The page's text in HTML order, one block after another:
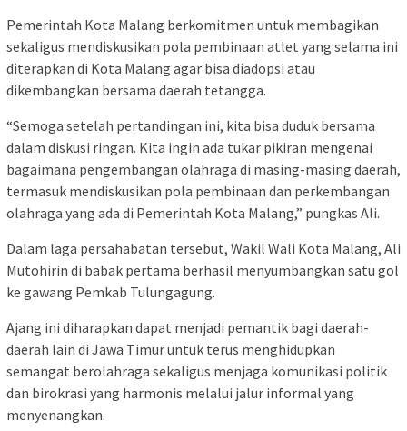
Pemerintah Kota Malang berkomitmen untuk membagikan
sekaligus mendiskusikan pola pembinaan atlet yang selama ini
diterapkan di Kota Malang agar bisa diadopsi atau
dikembangkan bersama daerah tetangga.
“Semoga setelah pertandingan ini, kita bisa duduk bersama
dalam diskusi ringan. Kita ingin ada tukar pikiran mengenai
bagaimana pengembangan olahraga di masing-masing daerah,
termasuk mendiskusikan pola pembinaan dan perkembangan
olahraga yang ada di Pemerintah Kota Malang,” pungkas Ali.
Dalam laga persahabatan tersebut, Wakil Wali Kota Malang, Ali
Mutohirin di babak pertama berhasil menyumbangkan satu gol
ke gawang Pemkab Tulungagung.
Ajang ini diharapkan dapat menjadi pemantik bagi daerah-
daerah lain di Jawa Timur untuk terus menghidupkan
semangat berolahraga sekaligus menjaga komunikasi politik
dan birokrasi yang harmonis melalui jalur informal yang
menyenangkan.